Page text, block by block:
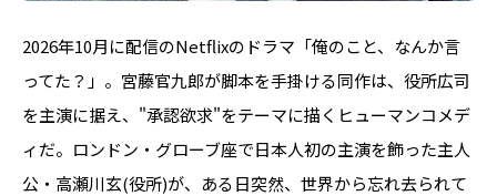
2026年10月に配信のNetflixのドラマ「俺のこと、なんか言
ってた？」。宮藤官九郎が脚本を手掛ける同作は、役所広司
を主演に据え、"承認欲求"をテーマに描くヒューマンコメデ
ィだ。ロンドン・グローブ座で日本人初の主演を飾った主人
公・高瀬川玄(役所)が、ある日突然、世界から忘れ去られて